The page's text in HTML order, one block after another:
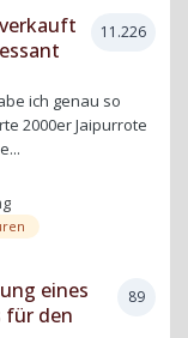
11.226
ich genau so
2000er Jaipurrote
89
eines
für den